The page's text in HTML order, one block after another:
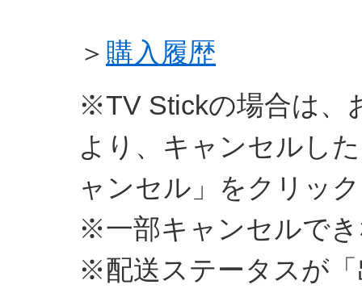
＞ 購入履歴
※TV Stickの場合は、
より、キャンセルし
ャンセル」をクリッ
※一部キャンセルで
※配送ステータスが